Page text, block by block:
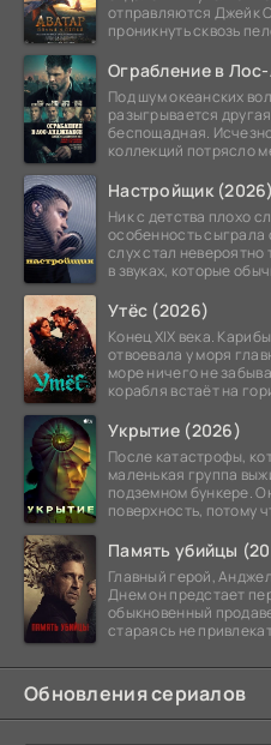
отправляются Джейк
проникнуть сквозь
Ограбление в
Под шум океанских
разыгрывается
беспощадная.
коллекций потрясло
Настройщик (2026)
Ник с детства плохо
особенность сыграла
слух стал
в звуках, которые
Утёс (2026)
Конец XIX века.
отвоевала у моря
море ничего не
корабля встаёт на
Укрытие (2026)
После катастрофы,
маленькая группа
подземном бункере.
поверхность, потому
Память убийцы
Главный герой,
Днем он предстает
обыкновенный
стараясь не
Обновления сериалов